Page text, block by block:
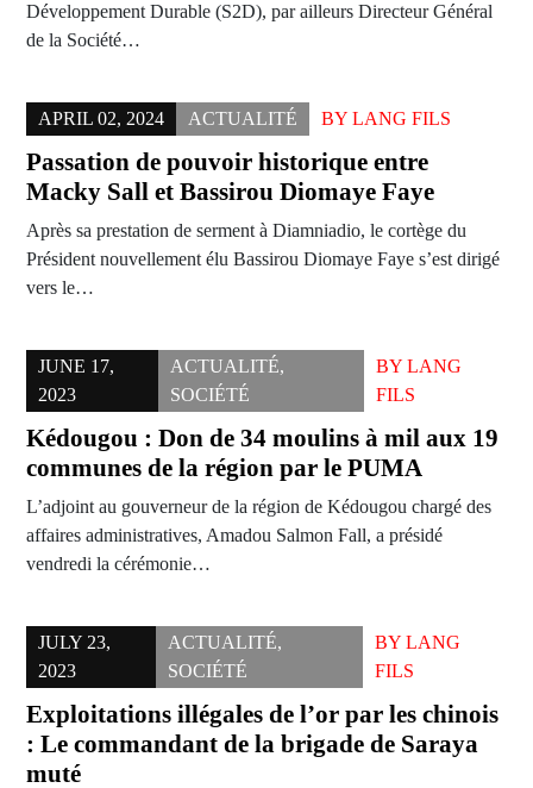
Développement Durable (S2D), par ailleurs Directeur Général
de la Société…
APRIL 02, 2024 ACTUALITÉ BY LANG FILS
Passation de pouvoir historique entre
Macky Sall et Bassirou Diomaye Faye
Après sa prestation de serment à Diamniadio, le cortège du
Président nouvellement élu Bassirou Diomaye Faye s’est dirigé
vers le…
JUNE 17,
2023
ACTUALITÉ,
SOCIÉTÉ
BYLANG
FILS
Kédougou : Don de 34 moulins à mil aux 19
communes de la région par le PUMA
L’adjoint au gouverneur de la région de Kédougou chargé des
affaires administratives, Amadou Salmon Fall, a présidé
vendredi la cérémonie…
JULY 23,
2023
ACTUALITÉ,
SOCIÉTÉ
BYLANG
FILS
Exploitations illégales de l’or par les chinois
: Le commandant de la brigade de Saraya
muté